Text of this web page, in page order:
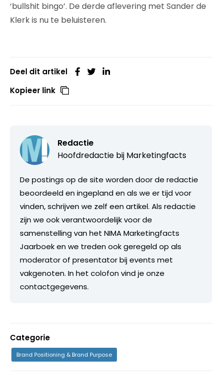
‘bullshit bingo’. De derde aflevering met Sander de
Klerk is nu te beluisteren.
Deel dit artikel
Kopieer link
Redactie
Hoofdredactie bij Marketingfacts
De postings op de site worden door de redactie
beoordeeld en ingepland en als we er tijd voor
vinden, schrijven we zelf een artikel. Als redactie
zijn we ook verantwoordelijk voor de
samenstelling van het NIMA Marketingfacts
Jaarboek en we treden ook geregeld op als
moderator of presentator bij events met
vakgenoten. In het colofon vind je onze
contactgegevens.
Categorie
Brand Positioning & Brand Purpose